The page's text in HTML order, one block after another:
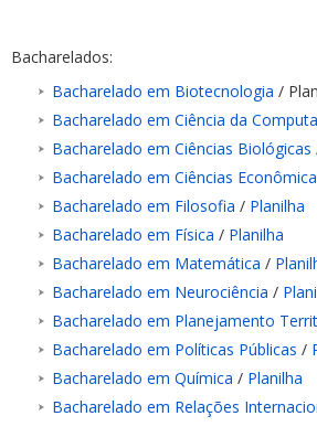
Bacharelados:
Bacharelado em Biotecnologia /
Bacharelado em Ciência da
Bacharelado em Ciências Biológicas
Bacharelado em Ciências
Bacharelado em Filosofia / Planilha
Bacharelado em Física / Planilha
Bacharelado em Matemática /
Bacharelado em Neurociência /
Bacharelado em Planejamento
Bacharelado em Políticas Públicas /
Bacharelado em Química / Planilha
Bacharelado em Relações